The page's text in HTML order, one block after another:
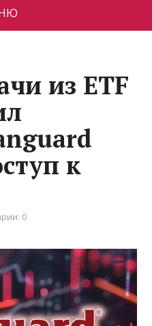
из ETF
к
0